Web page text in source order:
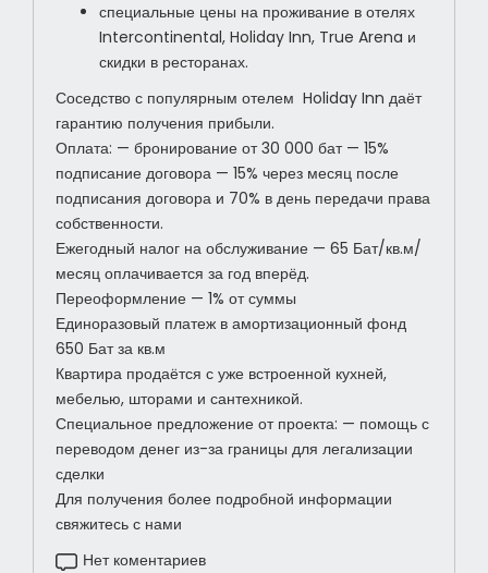
специальные цены на проживание в отелях
Intercontinental, Holiday Inn, True Arena и
скидки в ресторанах.
Соседство с популярным отелем Holiday Inn даёт
гарантию получения прибыли.
Оплата: — бронирование от 30 000 бат — 15%
подписание договора — 15% через месяц после
подписания договора и 70% в день передачи права
собственности.
Ежегодный налог на обслуживание — 65 Бат/кв.м/
месяц оплачивается за год вперёд.
Переоформление — 1% от суммы
Единоразовый платеж в амортизационный фонд
650 Бат за кв.м
Квартира продаётся с уже встроенной кухней,
мебелью, шторами и сантехникой.
Специальное предложение от проекта: — помощь с
переводом денег из-за границы для легализации
сделки
Для получения более подробной информации
свяжитесь с нами
Нет коментариев